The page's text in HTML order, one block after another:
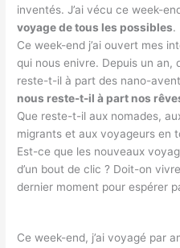
inventés. J’ai vécu ce week-
voyage de tous les possibles.
Ce week-end j’ai ouvert mes
qui nous enivre. Depuis un an,
reste-t-il à part des nano-
nous reste-t-il à part nos
Que reste-t-il aux nomades,
migrants et aux voyageurs en
Est-ce que les nouveaux
d’un bout de clic ? Doit-on
dernier moment pour espérer
Ce week-end, j’ai voyagé par